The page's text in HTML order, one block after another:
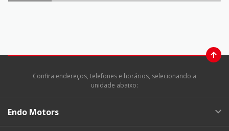
Confira endereços, telefones e horários, selecionando a
unidade abaixo:
Endo Motors